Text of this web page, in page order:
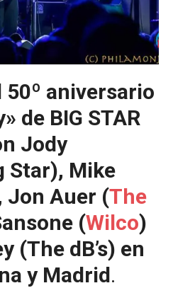
50º aniversario
de BIG STAR
Jody
Star), Mike
Jon Auer (The
(Wilco)
(The dB’s) en
y Madrid.